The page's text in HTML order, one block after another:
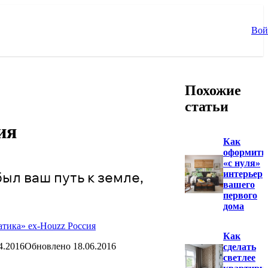
ваш путь к земле,
ex-Houzz Россия
Обновлено 18.06.2016
Похожие
статьи
Как
оформить
«с нуля»
интерьер
вашего
первого
дома
Как
сделать
светлее